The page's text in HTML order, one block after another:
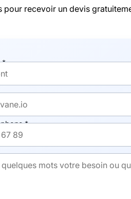
pour recevoir un devis
*
*